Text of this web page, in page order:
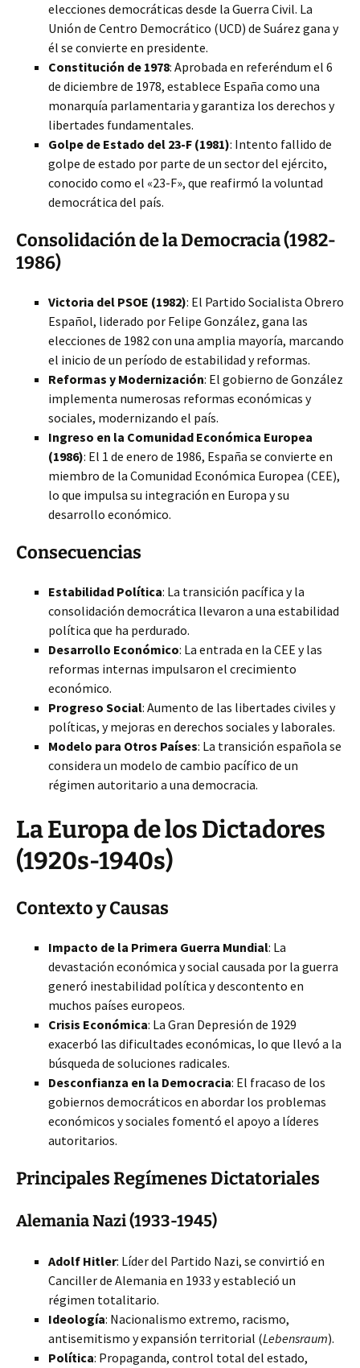
elecciones democráticas desde la Guerra Civil. La
Unión de Centro Democrático (UCD) de Suárez gana y
él se convierte en presidente.
Constitución de 1978: Aprobada en referéndum el 6
de diciembre de 1978, establece España como una
monarquía parlamentaria y garantiza los derechos y
libertades fundamentales.
Golpe de Estado del 23-F (1981): Intento fallido de
golpe de estado por parte de un sector del ejército,
conocido como el «23-F», que reafirmó la voluntad
democrática del país.
Consolidación de la Democracia (1982-
1986)
Victoria del PSOE (1982): El Partido Socialista Obrero
Español, liderado por Felipe González, gana las
elecciones de 1982 con una amplia mayoría, marcando
el inicio de un período de estabilidad y reformas.
Reformas y Modernización: El gobierno de González
implementa numerosas reformas económicas y
sociales, modernizando el país.
Ingreso en la Comunidad Económica Europea
(1986): El 1 de enero de 1986, España se convierte en
miembro de la Comunidad Económica Europea (CEE),
lo que impulsa su integración en Europa y su
desarrollo económico.
Consecuencias
Estabilidad Política: La transición pacífica y la
consolidación democrática llevaron a una estabilidad
política que ha perdurado.
Desarrollo Económico: La entrada en la CEE y las
reformas internas impulsaron el crecimiento
económico.
Progreso Social: Aumento de las libertades civiles y
políticas, y mejoras en derechos sociales y laborales.
Modelo para Otros Países: La transición española se
considera un modelo de cambio pacífico de un
régimen autoritario a una democracia.
La Europa de los Dictadores
(1920s-1940s)
Contexto y Causas
Impacto de la Primera Guerra Mundial: La
devastación económica y social causada por la guerra
generó inestabilidad política y descontento en
muchos países europeos.
Crisis Económica: La Gran Depresión de 1929
exacerbó las dificultades económicas, lo que llevó a la
búsqueda de soluciones radicales.
Desconfianza en la Democracia: El fracaso de los
gobiernos democráticos en abordar los problemas
económicos y sociales fomentó el apoyo a líderes
autoritarios.
Principales Regímenes Dictatoriales
Alemania Nazi (1933-1945)
Adolf Hitler: Líder del Partido Nazi, se convirtió en
Canciller de Alemania en 1933 y estableció un
régimen totalitario.
Ideología: Nacionalismo extremo, racismo,
antisemitismo y expansión territorial (Lebensraum).
Política: Propaganda, control total del estado,